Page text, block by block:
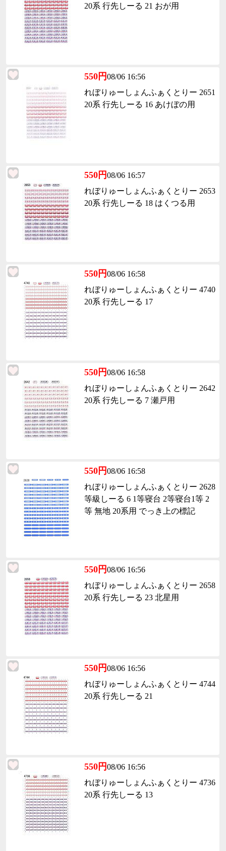
20系 行先しーる 21 おが用
550円08/06 16:56
れぼりゅーしょんふぁくとりー 2651
20系 行先しーる 16 あけぼの用
550円08/06 16:57
れぼりゅーしょんふぁくとりー 2653
20系 行先しーる 18 はくつる用
550円08/06 16:58
れぼりゅーしょんふぁくとりー 4740
20系 行先しーる 17
550円08/06 16:58
れぼりゅーしょんふぁくとりー 2642
20系 行先しーる 7 瀬戸用
550円08/06 16:58
れぼりゅーしょんふぁくとりー 2628
等級しーる 6 1等寝台 2等寝台1等 2
等 無地 20系用 でっき上の標記
550円08/06 16:56
れぼりゅーしょんふぁくとりー 2658
20系 行先しーる 23 北星用
550円08/06 16:56
れぼりゅーしょんふぁくとりー 4744
20系 行先しーる 21
550円08/06 16:56
れぼりゅーしょんふぁくとりー 4736
20系 行先しーる 13